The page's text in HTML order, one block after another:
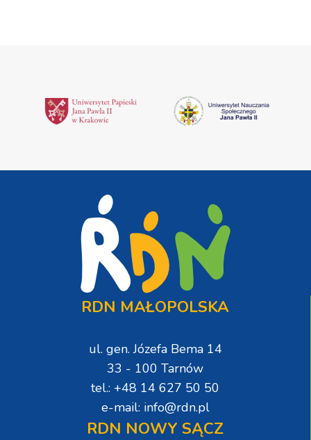
RDN MAŁOPOLSKA
ul. gen. Józefa Bema 14
33 - 100 Tarnów
tel.: +48 14 627 50 50
e-mail: info@rdn.pl
RDN NOWY SĄCZ